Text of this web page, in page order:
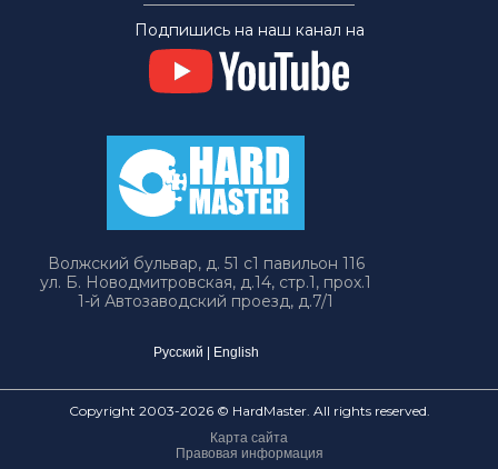
Подпишись на наш канал на
Волжский бульвар, д. 51 с1 павильон 116
ул. Б. Новодмитровская, д.14, стр.1, прох.1
1-й Автозаводский проезд, д.7/1
Русский English
Copyright 2003-2026 © HardMaster. All rights reserved.
Карта сайта
Правовая информация